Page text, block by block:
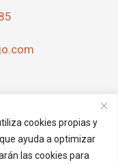
cookies propias y
ayuda a optimizar
las cookies para